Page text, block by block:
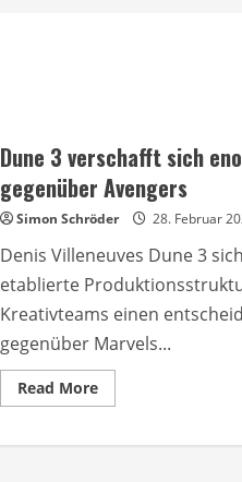
Dune 3 verschafft sich
gegenüber Avengers
Simon Schröder 28. Februar
Denis Villeneuves Dune 3
etablierte
Kreativteams einen
gegenüber Marvels...
Read MoreRead
more
3